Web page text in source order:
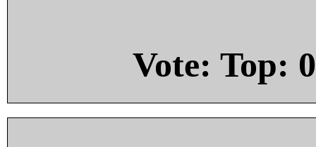
Vote: Top: 0